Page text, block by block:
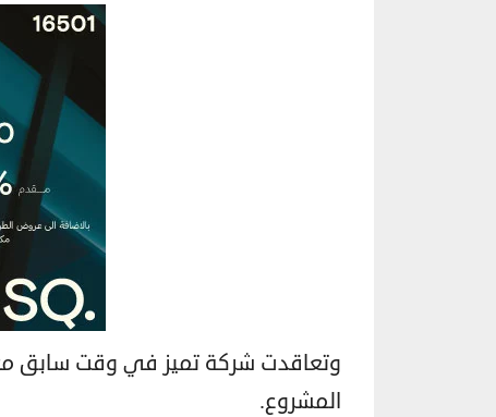
وتعاقدت شركة تميز في وقت سابق مع
المشروع.